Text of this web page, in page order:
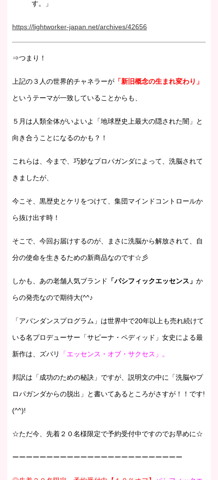
す。」
https://lightworker-japan.net/archives/42656
⇒つまり！
上記の３人の世界的チャネラーが 「新旧概念の生まれ変わり」
というテーマが一致していることからも、
５月は人類全体がいよいよ「地球歴史上最大の隠された闇」と
向き合うことになるのかも？！
これらは、今まで、巧妙なプロパガンダによって、洗脳されて
きましたが、
今こそ、黒歴史とケリをつけて、集団マインドコントロールか
ら抜け出す時！
そこで、今回お届けするのが、まさに洗脳から解放されて、自
分の使命を生きるための新商品なのです☆彡
しかも、あの老舗人気ブランド 「パシフィックエッセンス」 か
らの発売なので期待大(^^♪
「アバンダンスプログラム」は世界中で20年以上も売れ続けて
いる名プロデューサー「サビーナ・ペディッド」女史による最
新作は、ズバリ 「エッセンス・オブ・サクセス」。
邦訳は「成功のための秘訣」ですが、説明文の中に「洗脳やプ
ロパガンダからの脱出」と書いてあるところがさすが！！です!
(^^)!
☆ただ今、先着２０名様限定で予約受付中ですのでお早めに☆
ーーーーーーーーーーーーーーーーーーーーーーーーー